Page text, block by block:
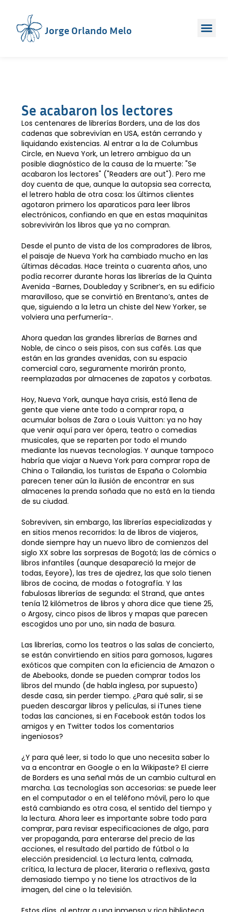
Jorge Orlando Melo
Se acabaron los lectores
Los centenares de librerías Borders, una de las dos
cadenas que sobrevivían en USA, están cerrando y
liquidando existencias. Al entrar a la de Columbus
Circle, en Nueva York, un letrero ambiguo da un
posible diagnóstico de la causa de la muerte: "Se
acabaron los lectores" ("Readers are out"). Pero me
doy cuenta de que, aunque la autopsia sea correcta,
el letrero habla de otra cosa: los últimos clientes
agotaron primero los aparaticos para leer libros
electrónicos, confiando en que en estas maquinitas
sobrevivirán los libros que ya no compran.
Desde el punto de vista de los compradores de libros,
el paisaje de Nueva York ha cambiado mucho en las
últimas décadas. Hace treinta o cuarenta años, uno
podía recorrer durante horas las librerías de la Quinta
Avenida -Barnes, Doubleday y Scribner’s, en su edificio
maravilloso, que se convirtió en Brentano’s, antes de
que, siguiendo a la letra un chiste del New Yorker, se
volviera una perfumería-.
Ahora quedan las grandes librerías de Barnes and
Noble, de cinco o seis pisos, con sus cafés. Las que
están en las grandes avenidas, con su espacio
comercial caro, seguramente morirán pronto,
reemplazadas por almacenes de zapatos y corbatas.
Hoy, Nueva York, aunque haya crisis, está llena de
gente que viene ante todo a comprar ropa, a
acumular bolsas de Zara o Louis Vuitton: ya no hay
que venir aquí para ver ópera, teatro o comedias
musicales, que se reparten por todo el mundo
mediante las nuevas tecnologías. Y aunque tampoco
habría que viajar a Nueva York para comprar ropa de
China o Tailandia, los turistas de España o Colombia
parecen tener aún la ilusión de encontrar en sus
almacenes la prenda soñada que no está en la tienda
de su ciudad.
Sobreviven, sin embargo, las librerías especializadas y
en sitios menos recorridos: la de libros de viajeros,
donde siempre hay un nuevo libro de comienzos del
siglo XX sobre las sorpresas de Bogotá; las de cómics o
libros infantiles (aunque desapareció la mejor de
todas, Eeyore), las tres de ajedrez, las que solo tienen
libros de cocina, de modas o fotografía. Y las
fabulosas librerías de segunda: el Strand, que antes
tenía 12 kilómetros de libros y ahora dice que tiene 25,
o Argosy, cinco pisos de libros y mapas que parecen
escogidos uno por uno, sin nada de basura.
Las librerías, como los teatros o las salas de concierto,
se están convirtiendo en sitios para gomosos, lugares
exóticos que compiten con la eficiencia de Amazon o
de Abebooks, donde se pueden comprar todos los
libros del mundo (de habla inglesa, por supuesto)
desde casa, sin perder tiempo. ¿Para qué salir, si se
pueden descargar libros y películas, si iTunes tiene
todas las canciones, si en Facebook están todos los
amigos y en Twitter todos los comentarios
ingeniosos?
¿Y para qué leer, si todo lo que uno necesita saber lo
va a encontrar en Google o en la Wikipaste? El cierre
de Borders es una señal más de un cambio cultural en
marcha. Las tecnologías son accesorias: se puede leer
en el computador o en el teléfono móvil, pero lo que
está cambiando es otra cosa, el sentido del tiempo y
la lectura. Ahora leer es importante sobre todo para
comprar, para revisar especificaciones de algo, para
ver propaganda, para enterarse del precio de las
acciones, el resultado del partido de fútbol o la
elección presidencial. La lectura lenta, calmada,
crítica, la lectura de placer, literaria o reflexiva, gasta
demasiado tiempo y no tiene los atractivos de la
imagen, del cine o la televisión.